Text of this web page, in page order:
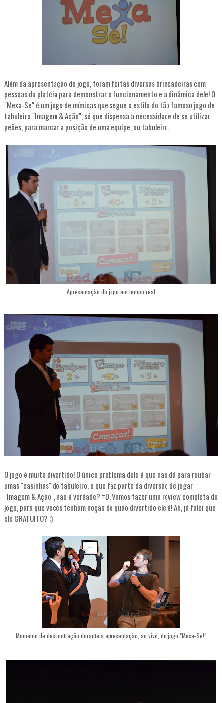
Além da apresentação do jogo, foram feitas diversas brincadeiras com
pessoas da platéia para demonstrar o funcionamento e a dinâmica dele! O
"Mexa-Se" é um jogo de mímicas que segue o estilo do tão famoso jogo de
tabuleiro "Imagem & Ação", só que dispensa a necessidade de se utilizar
peões, para marcar a posição de uma equipe, ou tabuleiro.
Apresentação do jogo em tempo real
O jogo é muito divertido! O único problema dele é que não dá para roubar
umas "casinhas" do tabuleiro, o que faz parte da diversão de jogar
"Imagem & Ação", não é verdade? =D. Vamos fazer uma review completa do
jogo, para que vocês tenham noção do quão divertido ele é! Ah, já falei que
ele GRATUITO? ;)
Momento de descontração durante a apresentação, ao vivo, do jogo "Mexa-Se!"